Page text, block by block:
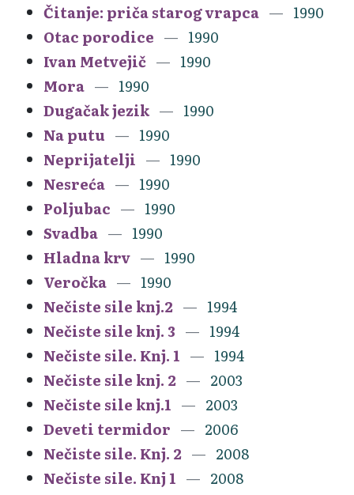
Čitanje: priča starog vrapca
1990
Otac porodice
1990
Ivan Metvejič
1990
Mora
1990
Dugačak jezik
1990
Na putu
1990
Neprijatelji
1990
Nesreća
1990
Poljubac
1990
Svadba
1990
Hladna krv
1990
Veročka
1990
Nečiste sile knj.2
1994
Nečiste sile knj. 3
1994
Nečiste sile. Knj. 1
1994
Nečiste sile knj. 2
2003
Nečiste sile knj.1
2003
Deveti termidor
2006
Nečiste sile. Knj. 2
2008
Nečiste sile. Knj 1
2008